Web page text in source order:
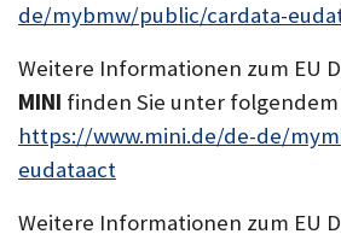
de/mybmw/public/cardata-
Weitere Informationen zum EU
MINI finden Sie unter folgendem
https://www.mini.de/de-de/
eudataact
Weitere Informationen zum EU